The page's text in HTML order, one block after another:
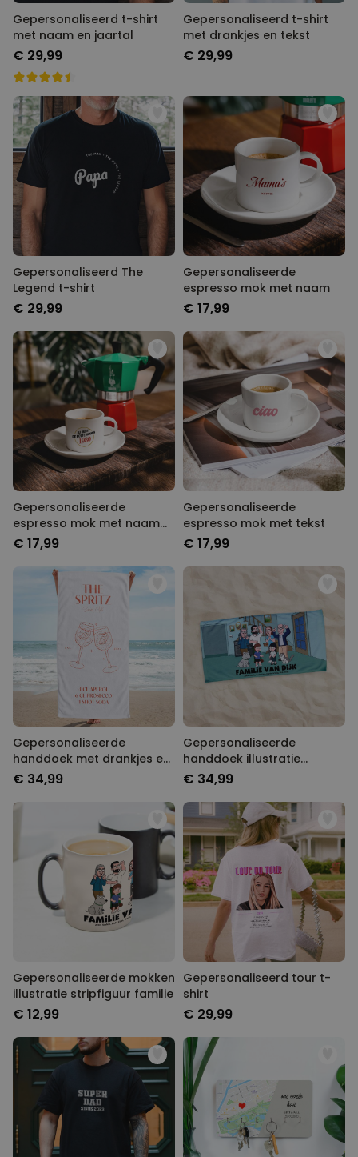
Gepersonaliseerd t-shirt
met naam en jaartal
€ 29,99
Gepersonaliseerd t-shirt
met drankjes en tekst
€ 29,99
Gepersonaliseerd The
Legend t-shirt
€ 29,99
Gepersonaliseerde
espresso mok met naam
€ 17,99
Gepersonaliseerde
espresso mok met naam
en jaartal
€ 17,99
Gepersonaliseerde
espresso mok met tekst
€ 17,99
Gepersonaliseerde
handdoek met drankjes en
spreuk
€ 34,99
Gepersonaliseerde
handdoek illustratie
stripfiguur familie
€ 34,99
Gepersonaliseerde mokken
illustratie stripfiguur familie
€ 12,99
Gepersonaliseerd tour t-
shirt
€ 29,99